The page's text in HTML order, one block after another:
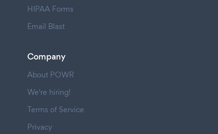
HIPAA Forms
Email Blast
Company
About POWR
We're hiring!
Terms of Service
Privacy